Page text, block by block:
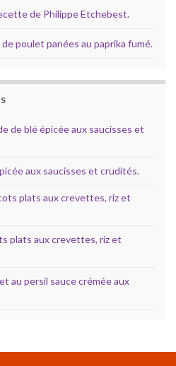
de Philippe Etchebest.
poulet panées au paprika fumé.
de blé épicée aux saucisses et
aux saucisses et crudités.
plats aux crevettes, riz et
plats aux crevettes, riz et
au persil sauce crémée aux